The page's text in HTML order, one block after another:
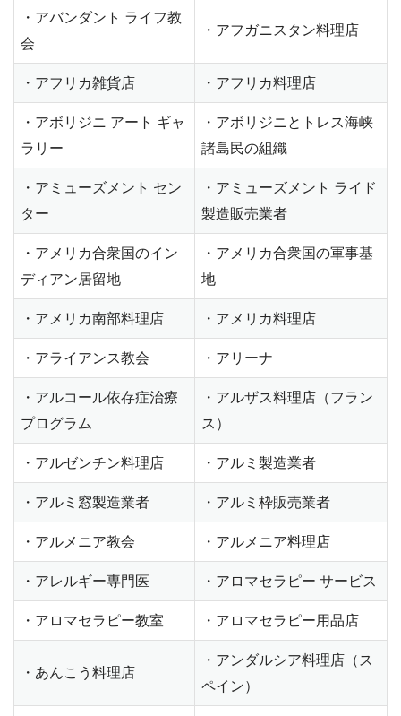
・アバンダント ライフ教
会
・アフガニスタン料理店
・アフリカ雑貨店 ・アフリカ料理店
・アボリジニ アート ギャ
ラリー
・アボリジニとトレス海峡
諸島民の組織
・アミューズメント セン
ター
・アミューズメント ライド
製造販売業者
・アメリカ合衆国のイン
ディアン居留地
・アメリカ合衆国の軍事基
地
・アメリカ南部料理店 ・アメリカ料理店
・アライアンス教会 ・アリーナ
・アルコール依存症治療
プログラム
・アルザス料理店（フラン
ス）
・アルゼンチン料理店 ・アルミ製造業者
・アルミ窓製造業者 ・アルミ枠販売業者
・アルメニア教会 ・アルメニア料理店
・アレルギー専門医 ・アロマセラピー サービス
・アロマセラピー教室 ・アロマセラピー用品店
・あんこう料理店
・アンダルシア料理店（ス
ペイン）